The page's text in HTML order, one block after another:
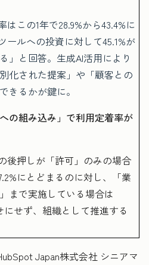
はこの1年で28.9%から43.4%に
ールへの投資に対して45.1%が
」と回答。生成AI活用により
化された提案」や「顧客との
きるかが鍵に。
の組み込み」で利用定着率が
後押しが「許可」のみの場合
にとどまるのに対し、「業
まで実施している場合は
にせず、組織として推進する
Japan株式会社 シニアマ